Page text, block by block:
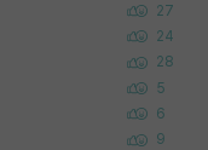
27
24
28
5
6
9